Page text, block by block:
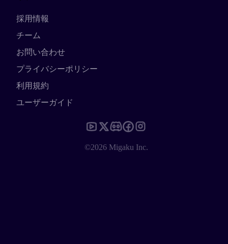
採用情報
チーム
お問い合わせ
プライバシーポリシー
利用規約
ユーザーガイド
©2026 Migaku Inc.